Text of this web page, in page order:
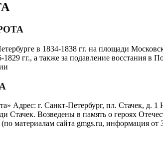
в 1834-1838 гг. на площади
гг., а также за подавление восстания в
Адрес: г. Санкт-Петербург, пл. Стачек, д. 1
Стачек. Возведены в память о героях
материалам сайта gmgs.ru, информация